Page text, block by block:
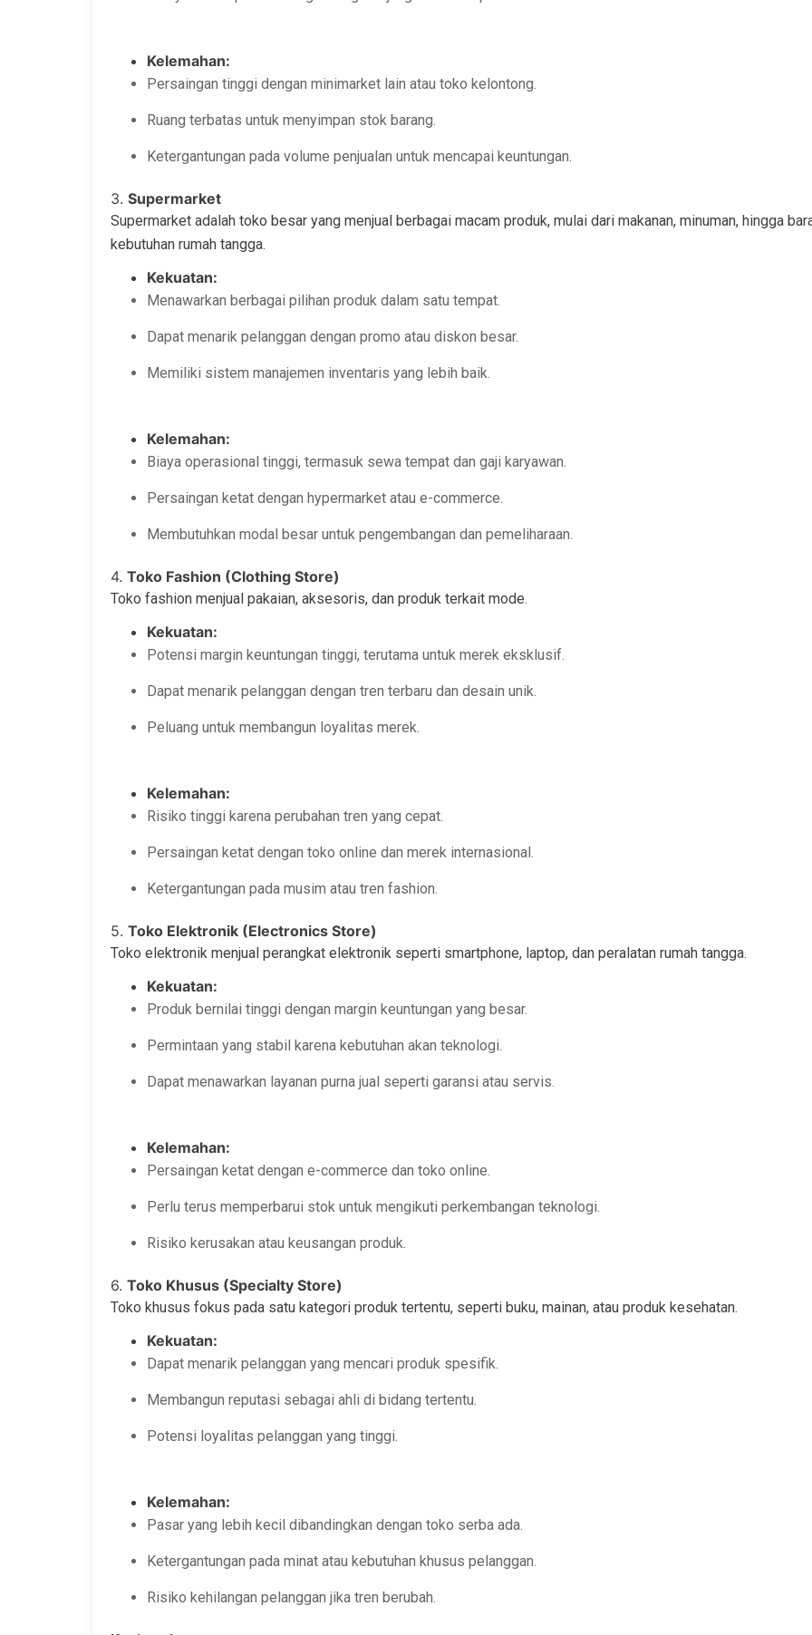
Kelemahan:
Persaingan tinggi dengan minimarket lain atau toko kelontong.
Ruang terbatas untuk menyimpan stok barang.
Ketergantungan pada volume penjualan untuk mencapai keuntungan.
3. Supermarket
Supermarket adalah toko besar yang menjual berbagai macam produk, mulai dari makanan, minuman, hingga
kebutuhan rumah tangga.
Kekuatan:
Menawarkan berbagai pilihan produk dalam satu tempat.
Dapat menarik pelanggan dengan promo atau diskon besar.
Memiliki sistem manajemen inventaris yang lebih baik.
Kelemahan:
Biaya operasional tinggi, termasuk sewa tempat dan gaji karyawan.
Persaingan ketat dengan hypermarket atau e-commerce.
Membutuhkan modal besar untuk pengembangan dan pemeliharaan.
4. Toko Fashion (Clothing Store)
Toko fashion menjual pakaian, aksesoris, dan produk terkait mode.
Kekuatan:
Potensi margin keuntungan tinggi, terutama untuk merek eksklusif.
Dapat menarik pelanggan dengan tren terbaru dan desain unik.
Peluang untuk membangun loyalitas merek.
Kelemahan:
Risiko tinggi karena perubahan tren yang cepat.
Persaingan ketat dengan toko online dan merek internasional.
Ketergantungan pada musim atau tren fashion.
5. Toko Elektronik (Electronics Store)
Toko elektronik menjual perangkat elektronik seperti smartphone, laptop, dan peralatan rumah tangga.
Kekuatan:
Produk bernilai tinggi dengan margin keuntungan yang besar.
Permintaan yang stabil karena kebutuhan akan teknologi.
Dapat menawarkan layanan purna jual seperti garansi atau servis.
Kelemahan:
Persaingan ketat dengan e-commerce dan toko online.
Perlu terus memperbarui stok untuk mengikuti perkembangan teknologi.
Risiko kerusakan atau keusangan produk.
6. Toko Khusus (Specialty Store)
Toko khusus fokus pada satu kategori produk tertentu, seperti buku, mainan, atau produk kesehatan.
Kekuatan:
Dapat menarik pelanggan yang mencari produk spesifik.
Membangun reputasi sebagai ahli di bidang tertentu.
Potensi loyalitas pelanggan yang tinggi.
Kelemahan:
Pasar yang lebih kecil dibandingkan dengan toko serba ada.
Ketergantungan pada minat atau kebutuhan khusus pelanggan.
Risiko kehilangan pelanggan jika tren berubah.